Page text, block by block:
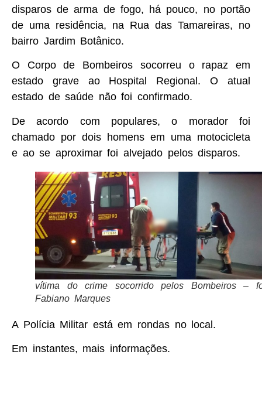
disparos de arma de fogo, há pouco, no portão
de uma residência, na Rua das Tamareiras, no
bairro Jardim Botânico.
O Corpo de Bombeiros socorreu o rapaz em
estado grave ao Hospital Regional. O atual
estado de saúde não foi confirmado.
De acordo com populares, o morador foi
chamado por dois homens em uma motocicleta
e ao se aproximar foi alvejado pelos disparos.
vítima do crime socorrido pelos Bombeiros –
Fabiano Marques
A Polícia Militar está em rondas no local.
Em instantes, mais informações.